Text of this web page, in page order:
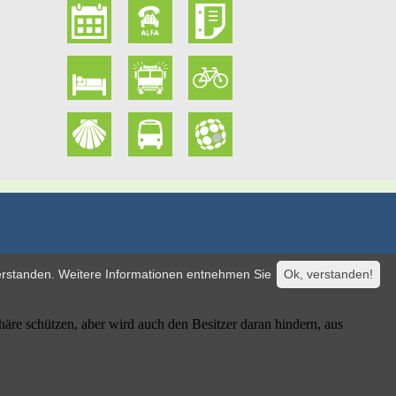
Ok, verstanden!
Weitere Informationen entnehmen Sie